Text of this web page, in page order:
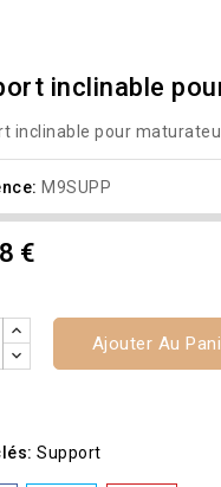
inclinable
inclinable pour
M9SUPP
€
Ajouter Au
Support